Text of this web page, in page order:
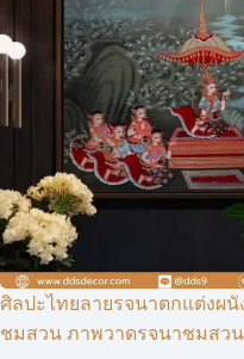
ศิลปะไทยลายรจนาตกแต่งผนั
ชมสวน ภาพวาดรจนาชมสว